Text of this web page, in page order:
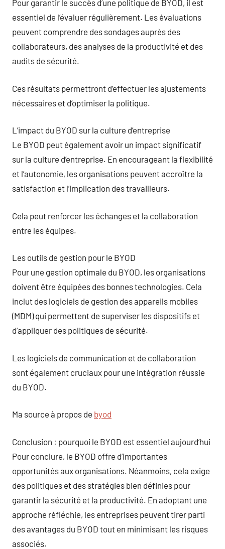
Pour garantir le succès d’une politique de BYOD, il est
essentiel de l’évaluer régulièrement. Les évaluations
peuvent comprendre des sondages auprès des
collaborateurs, des analyses de la productivité et des
audits de sécurité.
Ces résultats permettront d’effectuer les ajustements
nécessaires et d’optimiser la politique.
L’impact du BYOD sur la culture d’entreprise
Le BYOD peut également avoir un impact significatif
sur la culture d’entreprise. En encourageant la flexibilité
et l’autonomie, les organisations peuvent accroître la
satisfaction et l’implication des travailleurs.
Cela peut renforcer les échanges et la collaboration
entre les équipes.
Les outils de gestion pour le BYOD
Pour une gestion optimale du BYOD, les organisations
doivent être équipées des bonnes technologies. Cela
inclut des logiciels de gestion des appareils mobiles
(MDM) qui permettent de superviser les dispositifs et
d’appliquer des politiques de sécurité.
Les logiciels de communication et de collaboration
sont également cruciaux pour une intégration réussie
du BYOD.
Ma source à propos de byod
Conclusion : pourquoi le BYOD est essentiel aujourd’hui
Pour conclure, le BYOD offre d’importantes
opportunités aux organisations. Néanmoins, cela exige
des politiques et des stratégies bien définies pour
garantir la sécurité et la productivité. En adoptant une
approche réfléchie, les entreprises peuvent tirer parti
des avantages du BYOD tout en minimisant les risques
associés.